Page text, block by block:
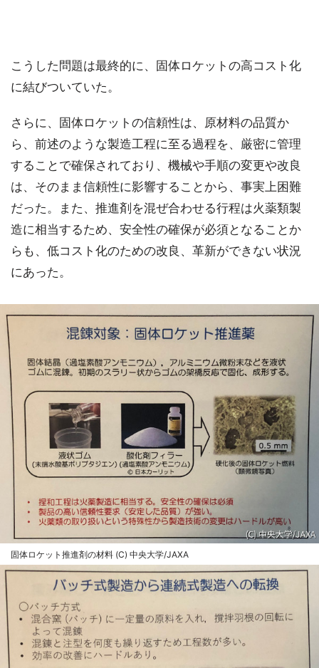
こうした問題は最終的に、固体ロケットの高コスト化
に結びついていた。
さらに、固体ロケットの信頼性は、原材料の品質か
ら、前述のような製造工程に至る過程を、厳密に管理
することで確保されており、機械や手順の変更や改良
は、そのまま信頼性に影響することから、事実上困難
だった。また、推進剤を混ぜ合わせる行程は火薬類製
造に相当するため、安全性の確保が必須となることか
らも、低コスト化のための改良、革新ができない状況
にあった。
固体ロケット推進剤の材料 (C) 中央大学/JAXA